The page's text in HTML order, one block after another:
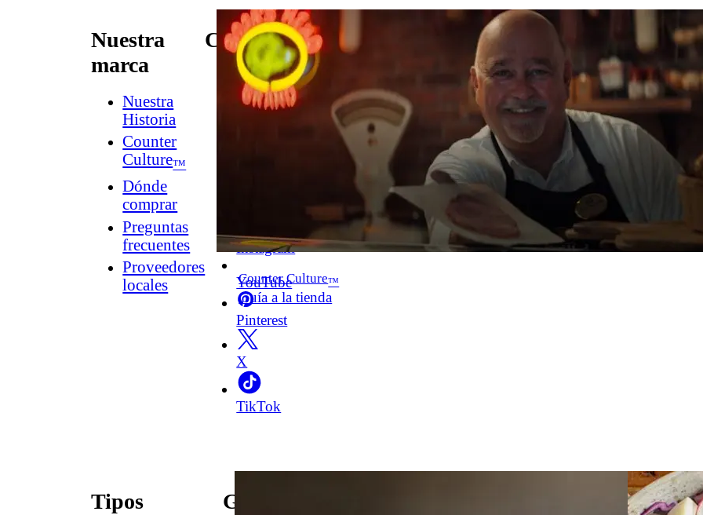
Nuestra
marca
Nuestra
Historia
Counter
Culture™
Dónde
comprar
Preguntas
frecuentes
Proveedores
locales
Conectar
Contacto
Newsletter
Instagram
YouTube
Pinterest
X
TikTok
Counter Culture™
Guía a la tienda
Tipos Guías